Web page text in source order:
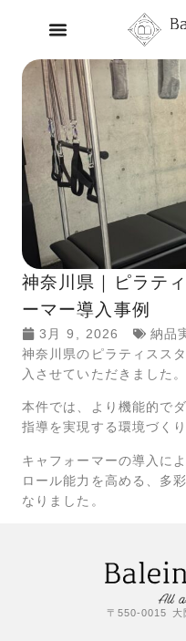
神奈川県｜ピラテ
ーマー導入事例
3月 9, 2026
納品
神奈川県のピラティスス
入させていただきました。
本件では、より機能的で
指導を実現する環境づく
キャフォーマーの導入に
ロール能力を高める、多
なりました。
〒550-0015 大